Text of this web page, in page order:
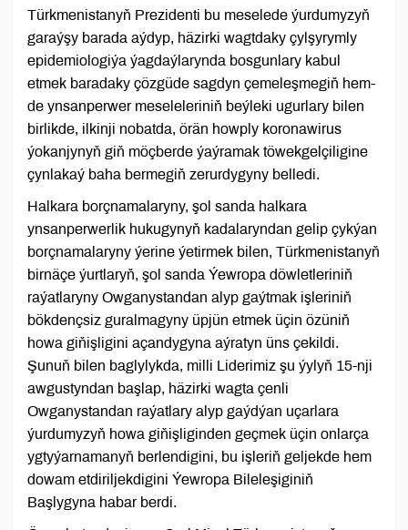
Türkmenistanyň Prezidenti bu meselede ýurdumyzyň
garaýşy barada aýdyp, häzirki wagtdaky çylşyrymly
epidemiologiýa ýagdaýlarynda bosgunlary kabul
etmek baradaky çözgüde sagdyn çemeleşmegiň hem-
de ynsanperwer meseleleriniň beýleki ugurlary bilen
birlikde, ilkinji nobatda, örän howply koronawirus
ýokanjynyň giň möçberde ýaýramak töwekgelçiligine
çynlakaý baha bermegiň zerurdygyny belledi.
Halkara borçnamalaryny, şol sanda halkara
ynsanperwerlik hukugynyň kadalaryndan gelip çykýan
borçnamalaryny ýerine ýetirmek bilen, Türkmenistanyň
birnäçe ýurtlaryň, şol sanda Ýewropa döwletleriniň
raýatlaryny Owganystandan alyp gaýtmak işleriniň
bökdençsiz guralmagyny üpjün etmek üçin özüniň
howa giňişligini açandygyna aýratyn üns çekildi.
Şunuň bilen baglylykda, milli Liderimiz şu ýylyň 15-nji
awgustyndan başlap, häzirki wagta çenli
Owganystandan raýatlary alyp gaýdýan uçarlara
ýurdumyzyň howa giňişliginden geçmek üçin onlarça
ygtyýarnamanyň berlendigini, bu işleriň geljekde hem
dowam etdiriljekdigini Ýewropa Bileleşiginiň
Başlygyna habar berdi.